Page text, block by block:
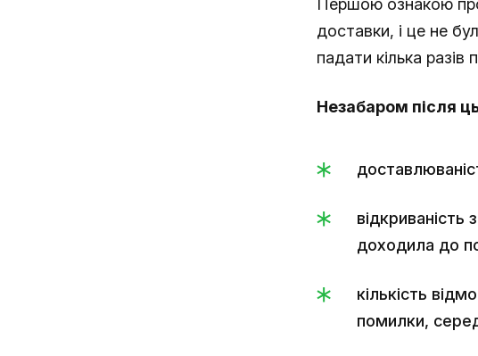
Першою ознакою
доставки, і це не
падати кілька разів
Незабаром після
відкриваність
доходила до
кількість
помилки,